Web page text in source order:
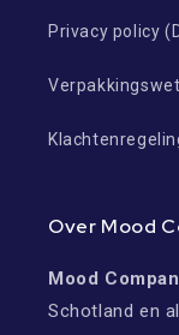
Privacy policy
Over Mood
Mood
Schotland en